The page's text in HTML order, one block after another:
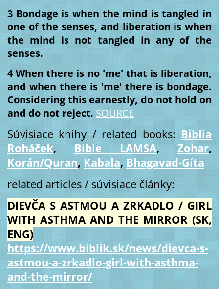
3 Bondage is when the mind is tangled in
one of the senses, and liberation is when
the mind is not tangled in any of the
senses.
4 When there is no 'me' that is liberation,
and when there is 'me' there is bondage.
Considering this earnestly, do not hold on
and do not reject. SOURCE
Súvisiace knihy / related books: Biblia
Roháček, Bible LAMSA,Zohar,
Korán/Quran, Kabala, Bhagavad-Gíta
related articles / súvisiace články:
DIEVČA S ASTMOU A ZRKADLO / GIRL
WITH ASTHMA AND THE MIRROR (SK,
ENG)
https://www.biblik.sk/news/dievca-s-
astmou-a-zrkadlo-girl-with-asthma-
and-the-mirror/